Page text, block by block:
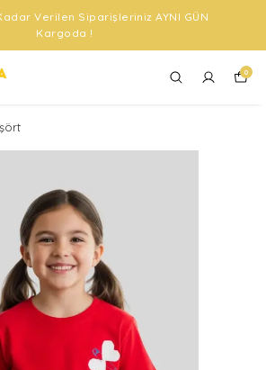
Verilen Siparişleriniz AYNI GÜN
Kargoda !
0